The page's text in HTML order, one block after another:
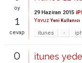
oy
1
cevap
29 Haziran 2015
Yavuz Yeni Kullanıcı
itunes
-
0
itunes